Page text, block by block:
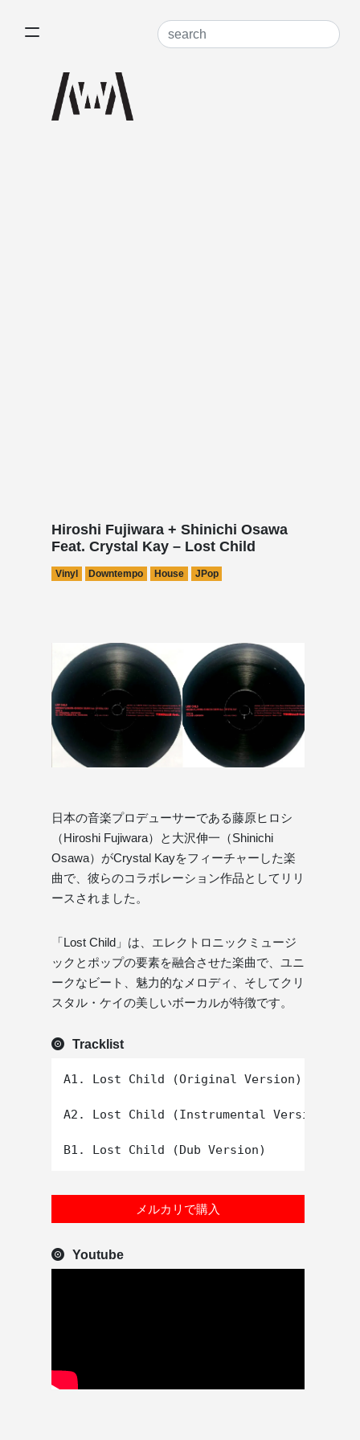
Hiroshi Fujiwara + Shinichi Osawa
Feat. Crystal Kay – Lost Child
Vinyl Downtempo House JPop
日本の音楽プロデューサーである藤原ヒロシ
（Hiroshi Fujiwara）と大沢伸一（Shinichi
Osawa）がCrystal Kayをフィーチャーした楽
曲で、彼らのコラボレーション作品としてリリ
ースされました。
「Lost Child」は、エレクトロニックミュージ
ックとポップの要素を融合させた楽曲で、ユニ
ークなビート、魅力的なメロディ、そしてクリ
スタル・ケイの美しいボーカルが特徴です。
Tracklist
A1. Lost Child (Original Version)
A2. Lost Child (Instrumental Version)
メルカリで購入
Youtube